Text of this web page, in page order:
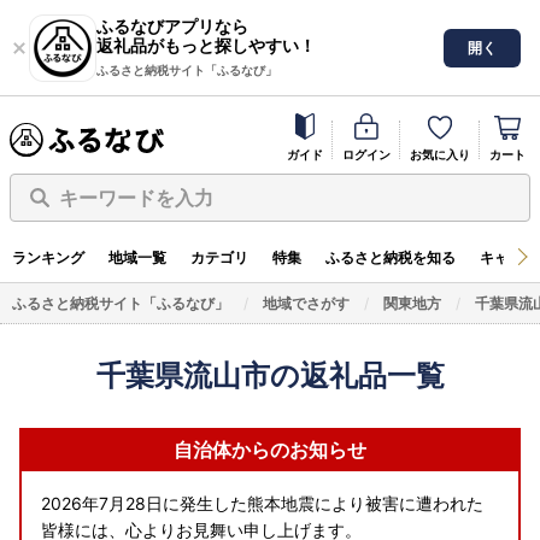
ふるなびアプリなら
返礼品がもっと探しやすい！
ふるさと納税サイト「ふるなび」
開く
ガイド ログイン お気に入り カート
キーワードを入力
ランキング 地域一覧 カテゴリ 特集 ふるさと納税を知る キャン
ふるさと納税サイト「ふるなび」 地域でさがす 関東地方 千葉県流
千葉県流山市の返礼品一覧
自治体からのお知らせ
2026年7月28日に発生した熊本地震により被害に遭われた
皆様には、心よりお見舞い申し上げます。